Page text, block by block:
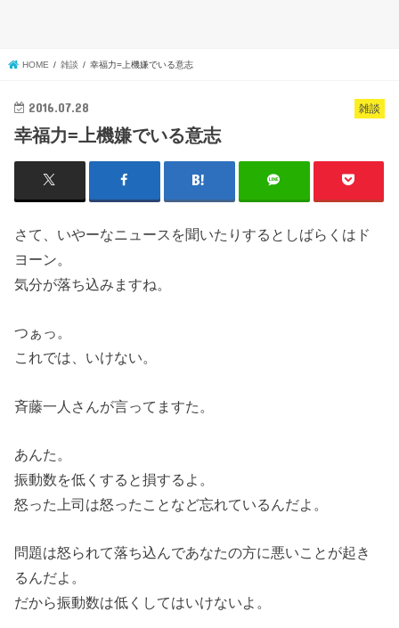
HOME 雑談 幸福力=上機嫌でいる意志
雑談
2016.07.28
幸福力=上機嫌でいる意志
さて、いやーなニュースを聞いたりするとしばらくはド
ヨーン。
気分が落ち込みますね。
つぁっ。
これでは、いけない。
斉藤一人さんが言ってますた。
あんた。
振動数を低くすると損するよ。
怒った上司は怒ったことなど忘れているんだよ。
問題は怒られて落ち込んであなたの方に悪いことが起き
るんだよ。
だから振動数は低くしてはいけないよ。